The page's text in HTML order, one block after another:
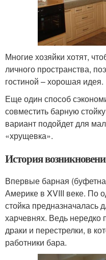
Многие хозяйки хотят,
личного пространства,
гостиной – хорошая идея.
Еще один способ
совместить барную
вариант подойдет для
«хрущевка».
История
Впервые барная
Америке в XVIII веке. По
стойка предназначалась
харчевнях. Ведь нередко
драки и перестрелки, в
работники бара.